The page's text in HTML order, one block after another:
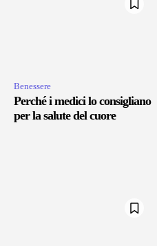
Benessere
Perché i medici lo consigliano
per la salute del cuore